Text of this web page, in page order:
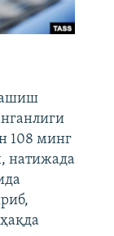
108 минг
натижада